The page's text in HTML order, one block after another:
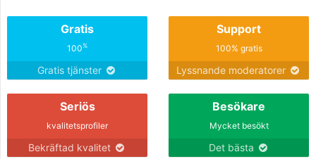
Gratis
100%
Gratis tjänster
Support
100% gratis
Lyssnande moderatorer
Seriös
kvalitetsprofiler
Bekräftad kvalitet
Besökare
Mycket besökt
Det bästa